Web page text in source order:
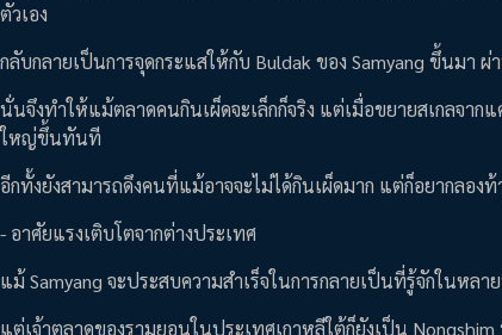
ตัวเอง
กลับกลายเป็นการจุดกระแสให้กับ Buldak ของ Samyang ขึ้นมา
นั่นจึงทำให้แม้ตลาดคนกินเผ็ดจะเล็กก็จริง แต่เมื่อขยายสเกลจาก
ใหญ่ขึ้นทันที
อีกทั้งยังสามารถดึงคนที่แม้อาจจะไม่ได้กินเผ็ดมาก แต่ก็อยากลอง
- อาศัยแรงเติบโตจากต่างประเทศ
แม้ Samyang จะประสบความสำเร็จในการกลายเป็นที่รู้จักในหลา
แต่เจ้าตลาดของรามยอนในประเทศเกาหลีใต้ก็ยังเป็น